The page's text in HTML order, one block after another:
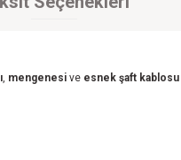
mengenesi ve esnek şaft kablosu